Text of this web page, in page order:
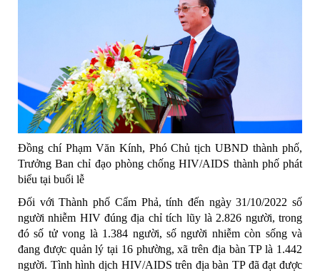
Đồng chí Phạm Văn Kính, Phó Chủ tịch UBND thành phố,
Trưởng Ban chỉ đạo phòng chống HIV/AIDS thành phố phát
biểu tại buổi lễ
Đối với Thành phố Cẩm Phả, tính đến ngày 31/10/2022 số
ngư­ời nhiễm HIV đúng địa chỉ tích lũy là 2.826 người, trong
đó số tử vong là 1.384 người, số người nhiễm còn sống và
đang được quản lý tại 16 phường, xã trên địa bàn TP là 1.442
người. Tình hình dịch HIV/AIDS trên địa bàn TP đã đạt được